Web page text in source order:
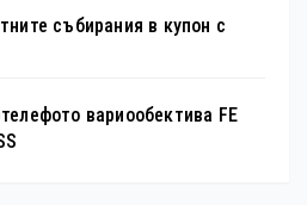
събирания в купон с
вариообектива FE